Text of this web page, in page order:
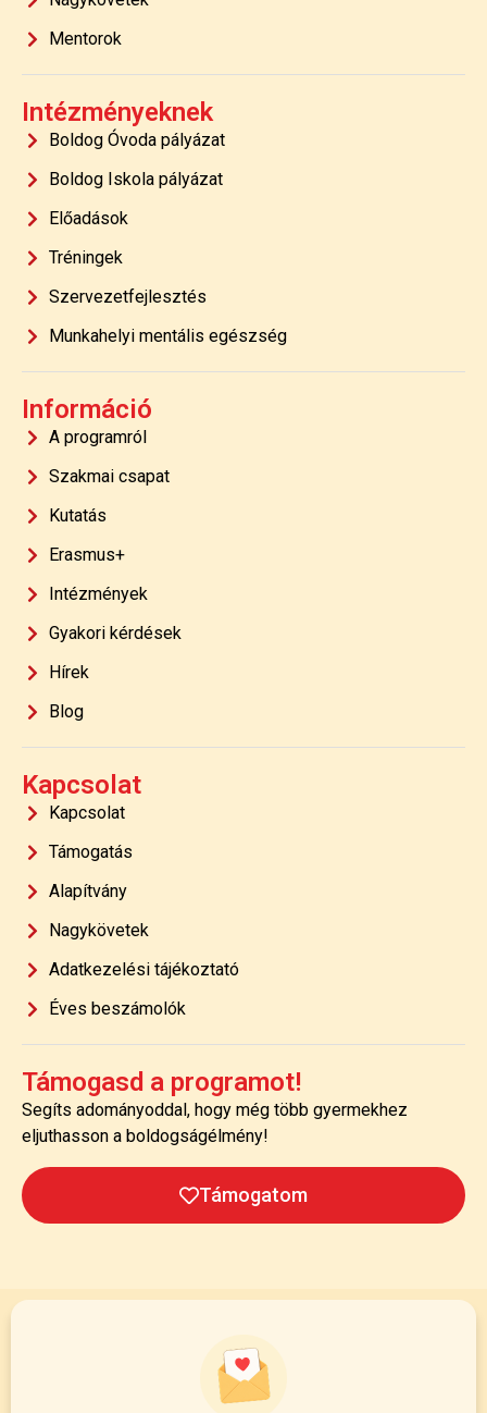
Mentorok
Intézményeknek
Boldog Óvoda pályázat
Boldog Iskola pályázat
Előadások
Tréningek
Szervezetfejlesztés
Munkahelyi mentális egészség
Információ
A programról
Szakmai csapat
Kutatás
Erasmus+
Intézmények
Gyakori kérdések
Hírek
Blog
Kapcsolat
Kapcsolat
Támogatás
Alapítvány
Nagykövetek
Adatkezelési tájékoztató
Éves beszámolók
Támogasd a programot!
Segíts adományoddal, hogy még több gyermekhez
eljuthasson a boldogságélmény!
Támogatom